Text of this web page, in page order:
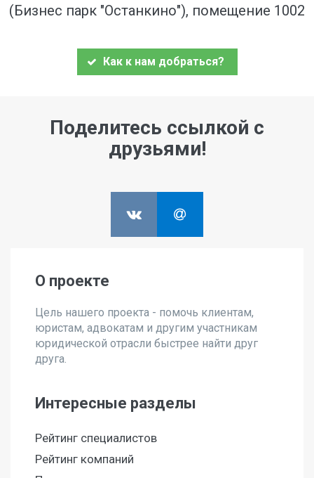
(Бизнес парк "Останкино"), помещение 1002
Как к нам добраться?
Поделитесь ссылкой с
друзьями!
О проекте
Цель нашего проекта - помочь клиентам,
юристам, адвокатам и другим участникам
юридической отрасли быстрее найти друг
друга.
Интересные разделы
Рейтинг специалистов
Рейтинг компаний